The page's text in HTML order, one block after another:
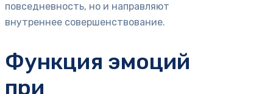
повседневность, но и направляют
внутреннее совершенствование.
Функция эмоций
при